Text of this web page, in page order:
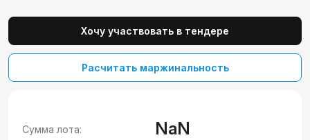
Хочу участвовать в тендере
Расчитать маржинальность
Сумма лота: NaN